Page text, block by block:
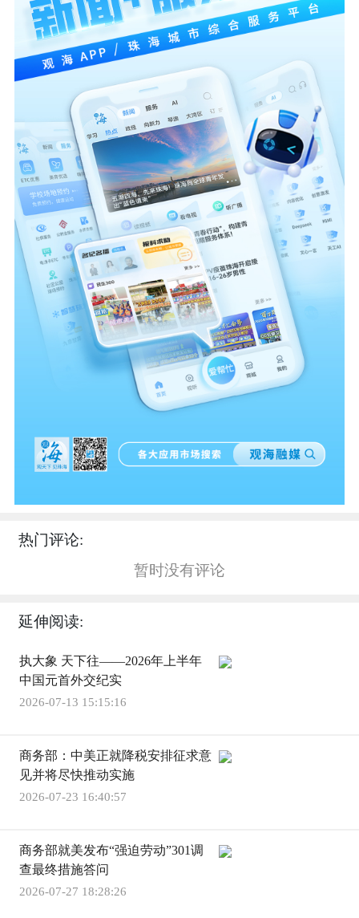
热门评论:
暂时没有评论
延伸阅读:
执大象 天下往——2026年上半年
中国元首外交纪实
2026-07-13 15:15:16
商务部：中美正就降税安排征求意
见并将尽快推动实施
2026-07-23 16:40:57
商务部就美发布“强迫劳动”301调
查最终措施答问
2026-07-27 18:28:26